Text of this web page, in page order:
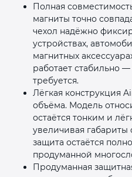
Полная
магниты точно
чехол надёжно
устройствах,
магнитных
работает стабильно
требуется.
Лёгкая конструкция
объёма. Модель
остаётся тонким и
увеличивая
защита остаётся
продуманной
Продуманная